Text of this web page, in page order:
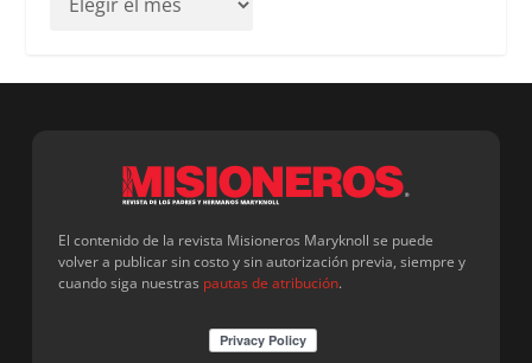
El contenido de la revista Misioneros Maryknoll se puede
volver a publicar sin costo y sin autorización previa, siempre y
cuando siga nuestras pautas de atribución.